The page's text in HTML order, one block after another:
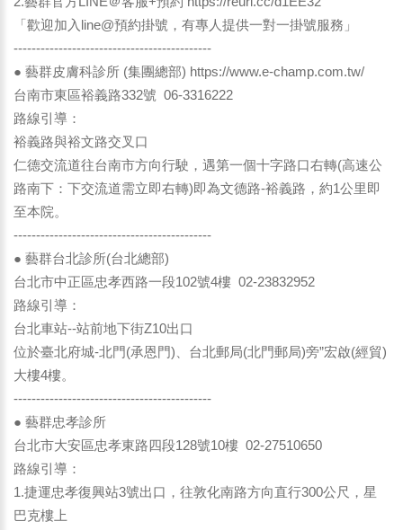
「歡迎加入line@預約掛號，有專人提供一對一掛號服務」
--------------------------------------------
● 藝群皮膚科診所 (集團總部) https://www.e-champ.com.tw/
台南市東區裕義路332號 06-3316222
路線引導：
裕義路與裕文路交叉口
仁德交流道往台南市方向行駛，遇第一個十字路口右轉(高速公
路南下：下交流道需立即右轉)即為文德路-裕義路，約1公里即
至本院。
--------------------------------------------
● 藝群台北診所(台北總部)
台北市中正區忠孝西路一段102號4樓 02-23832952
路線引導：
台北車站--站前地下街Z10出口
位於臺北府城-北門(承恩門)、台北郵局(北門郵局)旁”宏啟(經貿)
大樓4樓。
--------------------------------------------
● 藝群忠孝診所
台北市大安區忠孝東路四段128號10樓 02-27510650
路線引導：
1.捷運忠孝復興站3號出口，往敦化南路方向直行300公尺，星
巴克樓上